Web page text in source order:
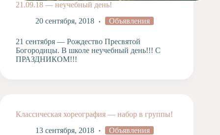
21.09.18 — неучебный день!
20 сентября, 2018
Объявления
21 сентября — Рождество Пресвятой
Богородицы. В школе неучебный день!!! С
ПРАЗДНИКОМ!!!
Классическая хореография — набор в группы!
13 сентября, 2018
Объявления